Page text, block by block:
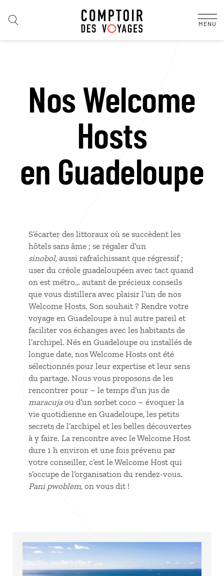
MENU
Nos Welcome
Hosts
en Guadeloupe
S’écarter des littoraux où se succèdent les
hôtels sans âme ; se régaler d’un
sinobol, aussi rafraîchissant que régressif ;
user du créole guadeloupéen avec tact quand
on est métro… autant de précieux conseils
que vous distillera avec plaisir l’un de nos
Welcome Hosts. Son souhait ? Rendre votre
voyage en Guadeloupe à nul autre pareil et
faciliter vos échanges avec les habitants de
l’archipel. Nés en Guadeloupe ou installés de
longue date, nos Welcome Hosts ont été
sélectionnés pour leur expertise et leur sens
du partage. Nous vous proposons de les
rencontrer pour – le temps d’un jus de
maracuja ou d’un sorbet coco – évoquer la
vie quotidienne en Guadeloupe, les petits
secrets de l’archipel et les belles découvertes
à y faire. La rencontre avec le Welcome Host
dure 1 h environ et une fois prévenu par
votre conseiller, c’est le Welcome Host qui
s’occupe de l’organisation du rendez-vous.
Pani pwoblem, on vous dit !